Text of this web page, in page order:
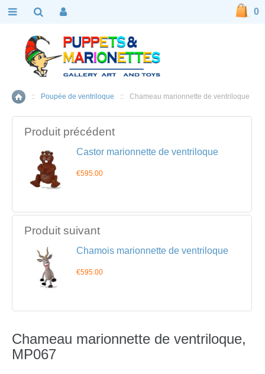
Accueil
:: Poupée de ventriloque :: Chameau marionnette de ventriloque
Produit précédent
Castor marionnette de ventriloque
€595.00
Produit suivant
Chamois marionnette de ventriloque
€595.00
Chameau marionnette de ventriloque,
MP067
0